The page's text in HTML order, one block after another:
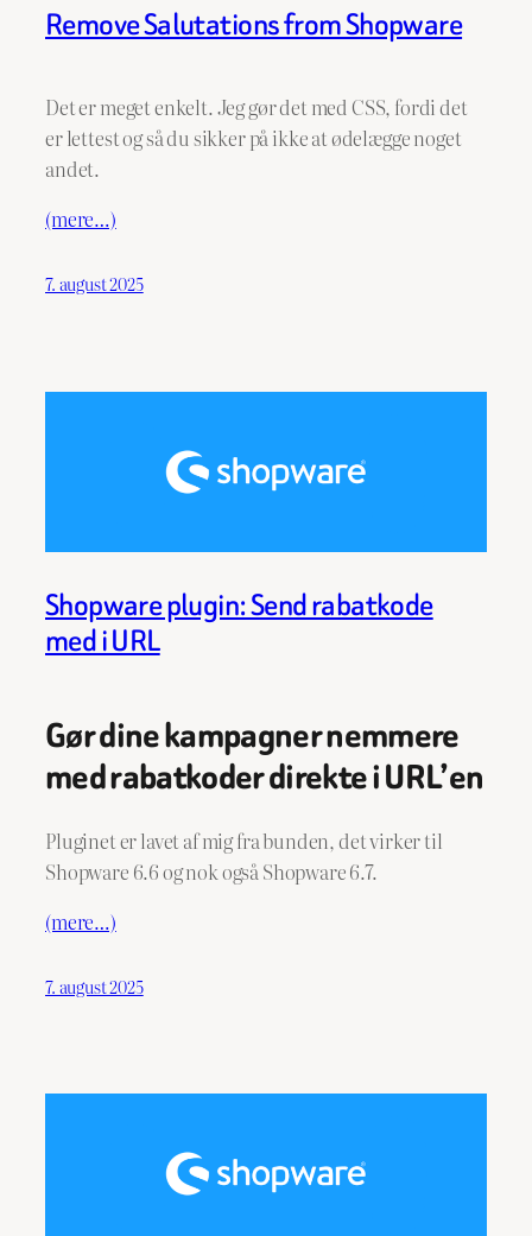
Remove Salutations from Shopware
Det er meget enkelt. Jeg gør det med CSS, fordi det
er lettest og så du sikker på ikke at ødelægge noget
andet.
(mere…)
7. august 2025
Shopware plugin: Send rabatkode
med i URL
Gør dine kampagner nemmere
med rabatkoder direkte i URL’en
Pluginet er lavet af mig fra bunden, det virker til
Shopware 6.6 og nok også Shopware 6.7.
(mere…)
7. august 2025